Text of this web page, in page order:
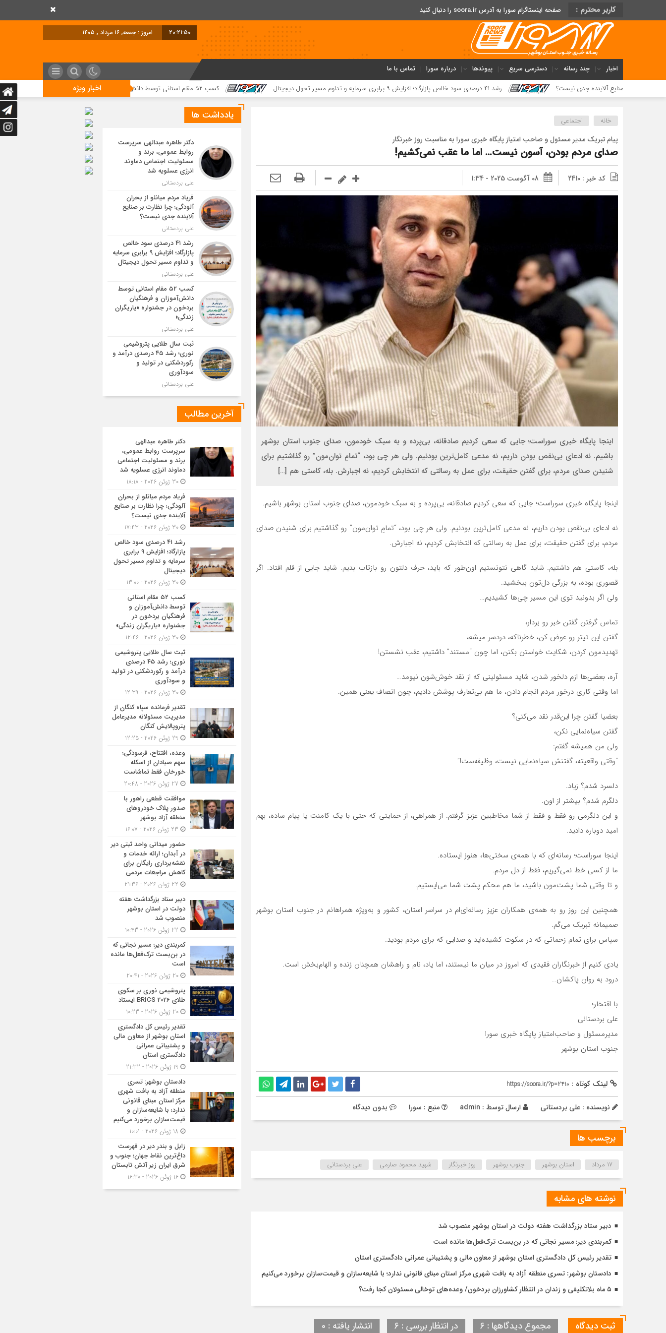
کاربر محترم : صفحه اینستاگرام سورا به آدرس soora.ir را دنبال کنید
20:21:51 امروز : جمعه, ۱۶ مرداد , ۱۴۰۵
اخبار چند رسانه دسترسی سریع پیوندها درباره سورا تماس با ما
اخبار ویژه صنایع آلاینده جدی نیست؟ رشد ۴۱ درصدی سود خالص پازارگاد؛ افزایش ۹ برابری سرمایه و تداوم مسیر تحول دیجیتال کسب ۵۲ مقام استانی توسط دانش‌آموزان و فرهنگیان بردخون در جشنواره «یاریگران زندگی»
خانه اجتماعی
پیام تبریک مدیر مسئول و صاحب امتیاز پایگاه خبری سورا به مناسبت روز خبرنگار
صدای مردم بودن، آسون نیست… اما ما عقب نمی‌کشیم!
کد خبر : 2410 08 آگوست 2025 - 1:34
اینجا پایگاه خبری سوراست؛ جایی که سعی کردیم صادقانه، بی‌پرده و به سبک خودمون، صدای جنوب استان بوشهر
باشیم. نه ادعای بی‌نقص بودن داریم، نه مدعی کامل‌ترین بودنیم. ولی هر چی بود، “تمامِ توان‌مون” رو گذاشتیم برای
شنیدن صدای مردم، برای گفتن حقیقت، برای عمل به رسالتی که انتخابش کردیم، نه اجبارش. بله، کاستی هم […]
اینجا پایگاه خبری سوراست؛ جایی که سعی کردیم صادقانه، بی‌پرده و به سبک خودمون، صدای جنوب استان بوشهر باشیم.
نه ادعای بی‌نقص بودن داریم، نه مدعی کامل‌ترین بودنیم. ولی هر چی بود، “تمامِ توان‌مون” رو گذاشتیم برای شنیدن صدای
مردم، برای گفتن حقیقت، برای عمل به رسالتی که انتخابش کردیم، نه اجبارش.
بله، کاستی هم داشتیم. شاید گاهی نتونستیم اون‌طور که باید، حرف دلتون رو بازتاب بدیم. شاید جایی از قلم افتاد. اگر
قصوری بوده، به بزرگی دل‌تون ببخشید.
ولی اگر بدونید توی این مسیر چی‌ها کشیدیم…
تماس گرفتن گفتن خبر رو بردار،
گفتن این تیتر رو عوض کن، خطرناکه، دردسر میشه،
تهدیدمون کردن، شکایت خواستن بکنن، اما چون “مستند” داشتیم، عقب نشستن!
آره، بعضی‌ها ازم دلخور شدن، شاید مسئولینی که از نقد خوش‌شون نیومد…
اما وقتی کاری درخور مردم انجام دادن، ما هم بی‌تعارف پوشش دادیم، چون انصاف یعنی همین.
بعضیا گفتن چرا این‌قدر نقد می‌کنی؟
گفتن سیاه‌نمایی نکن،
ولی من همیشه گفتم:
“وقتی واقعیته، گفتنش سیاه‌نمایی نیست، وظیفه‌ست!”
دلسرد شدم؟ زیاد.
دلگرم شدم؟ بیشتر از اون.
و این دلگرمی رو فقط و فقط از شما مخاطبین عزیز گرفتم. از همراهی، از حمایتی که حتی با یک کامنت یا پیام ساده، بهم
امید دوباره دادید.
اینجا سوراست؛ رسانه‌ای که با همه‌ی سختی‌ها، هنوز ایستاده.
ما از کسی خط نمی‌گیریم، فقط از دل مردم.
و تا وقتی شما پشت‌مون باشید، ما هم محکم پشت شما می‌ایستیم.
همچنین این روز رو به همه‌ی همکاران عزیز رسانه‌ای‌ام در سراسر استان، کشور و به‌ویژه همراهانم در جنوب استان بوشهر
صمیمانه تبریک می‌گم.
سپاس برای تمام زحماتی که در سکوت کشیده‌اید و صدایی که برای مردم بودید.
یادی کنیم از خبرنگاران فقیدی که امروز در میان‌ ما نیستند، اما یاد، نام و راهشان همچنان زنده و الهام‌بخش است.
درود به روان پاکشان…
با افتخار؛
علی بردستانی
مدیرمسئول و صاحب‌امتیاز پایگاه خبری سورا
جنوب استان بوشهر
لینک کوتاه : https://soora.ir/?p=2410
نویسنده : علی بردستانی ارسال توسط : admin منبع : سورا بدون دیدگاه
برچسب ها
۱۷ مرداد استان بوشهر جنوب بوشهر روز خبرنگار شهید محمود صارمی علی بردستانی
نوشته های مشابه
دبیر ستاد بزرگداشت هفته دولت در استان بوشهر منصوب شد
کمربندی دیر؛ مسیر نجاتی که در بن‌بست ترک‌فعل‌ها مانده است
تقدیر رئیس کل دادگستری استان بوشهر از معاون مالی و پشتیبانی عمرانی دادگستری استان
دادستان بوشهر: تسری منطقه آزاد به بافت شهری مرکز استان مبنای قانونی ندارد؛ با شایعه‌سازان و قیمت‌سازان برخورد می‌کنیم
۵ ماه بلاتکلیفی و زندان در انتظار کشاورزان بردخون/ وعده‌های توخالی مسئولان کجا رفت؟
ثبت دیدگاه مجموع دیدگاهها : 6 در انتظار بررسی : 6 انتشار یافته : 0
یادداشت ها
دکتر طاهره عبدالهی سرپرست
روابط عمومی، برند و
مسئولیت اجتماعی دماوند
انرژی عسلویه شد
علی بردستانی
فریاد مردم میانلو از بحران
آلودگی؛ چرا نظارت بر صنایع
آلاینده جدی نیست؟
علی بردستانی
رشد ۴۱ درصدی سود خالص
پازارگاد؛ افزایش ۹ برابری سرمایه
و تداوم مسیر تحول دیجیتال
علی بردستانی
کسب ۵۲ مقام استانی توسط
دانش‌آموزان و فرهنگیان
بردخون در جشنواره «یاریگران
زندگی»
علی بردستانی
ثبت سال طلایی پتروشیمی
نوری؛ رشد ۴۵ درصدی درآمد و
رکوردشکنی در تولید و
سودآوری
علی بردستانی
آخرین مطالب
دکتر طاهره عبدالهی
سرپرست روابط عمومی،
برند و مسئولیت اجتماعی
دماوند انرژی عسلویه شد
فریاد مردم میانلو از بحران
آلودگی؛ چرا نظارت بر صنایع
آلاینده جدی نیست؟
رشد ۴۱ درصدی سود خالص
پازارگاد؛ افزایش ۹ برابری
سرمایه و تداوم مسیر تحول
دیجیتال
کسب ۵۲ مقام استانی
توسط دانش‌آموزان و
فرهنگیان بردخون در
جشنواره «یاریگران زندگی»
ثبت سال طلایی پتروشیمی
نوری؛ رشد ۴۵ درصدی
درآمد و رکوردشکنی در تولید
و سودآوری
تقدیر فرمانده سپاه کنگان از
مدیریت مسئولانه مدیرعامل
پتروپالایش کنگان
وعده، افتتاح، فرسودگی؛
سهم صیادان از اسکله
خورخان فقط تماشاست
موافقت قطعی راهور با
صدور پلاک خودروهای
منطقه آزاد بوشهر
حضور میدانی واحد ثبتی دیر
در آبدان؛ ارائه خدمات و
نقشه‌برداری رایگان برای
کاهش مراجعات مردمی
دبیر ستاد بزرگداشت هفته
دولت در استان بوشهر
منصوب شد
کمربندی دیر؛ مسیر نجاتی که
در بن‌بست ترک‌فعل‌ها مانده
است
پتروشیمی نوری بر سکوی
طلای BRICS 2026 ایستاد
تقدیر رئیس کل دادگستری
استان بوشهر از معاون مالی
و پشتیبانی عمرانی
دادگستری استان
دادستان بوشهر: تسری
منطقه آزاد به بافت شهری
مرکز استان مبنای قانونی
ندارد؛ با شایعه‌سازان و
قیمت‌سازان برخورد می‌کنیم
زابل و بندر دیر در فهرست
داغ‌ترین نقاط جهان؛ جنوب و
شرق ایران زیر آتش تابستان